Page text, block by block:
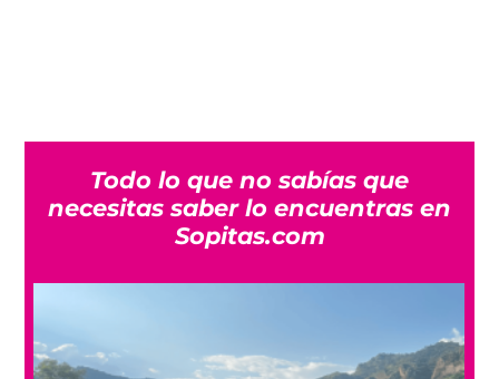
Todo lo que no sabías que
necesitas saber lo encuentras en
Sopitas.com